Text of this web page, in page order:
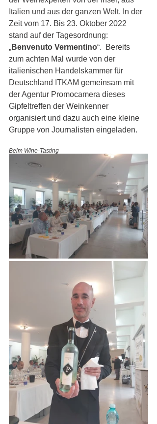
Italien und aus der ganzen Welt. In der
Zeit vom 17. Bis 23. Oktober 2022
stand auf der Tagesordnung:
„Benvenuto Vermentino“.  Bereits
zum achten Mal wurde von der
italienischen Handelskammer für
Deutschland ITKAM gemeinsam mit
der Agentur Promocamera dieses
Gipfeltreffen der Weinkenner
organisiert und dazu auch eine kleine
Gruppe von Journalisten eingeladen.
Beim Wine-Tasting